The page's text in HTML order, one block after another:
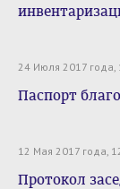
24 Июля 2017 года,
Паспорт
12 Мая 2017 года,
Протокол